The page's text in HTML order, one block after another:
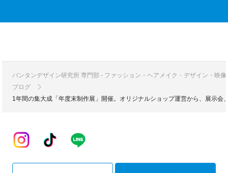
バンタンデザイン研究所 専門部 - ファッション・ヘアメイク・デザイン・映
ブログ
1年間の集大成「年度末制作展」開催。オリジナルショップ運営から、展示